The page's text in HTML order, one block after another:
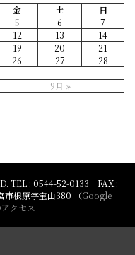
金 土 日
9月 »
5 6
7
12 13
14
19 20
21
26 27
28
TEL : 0544-52-0133 FAX :
根原字宝山380 （Google
クセス